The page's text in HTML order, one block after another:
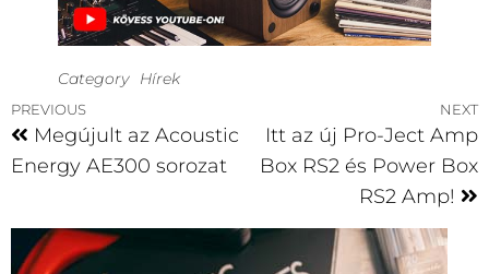
Category Hírek
PREVIOUS
Megújult az Acoustic
Energy AE300 sorozat
NEXT
Itt az új Pro-Ject Amp
Box RS2 és Power Box
RS2 Amp!